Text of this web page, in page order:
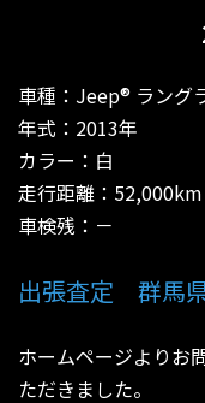
車種：Jeep® ラング
年式：2013年
カラー：白
走行距離：52,000km
車検残：－
出張査定 群馬
ホームページよりお
ただきました。